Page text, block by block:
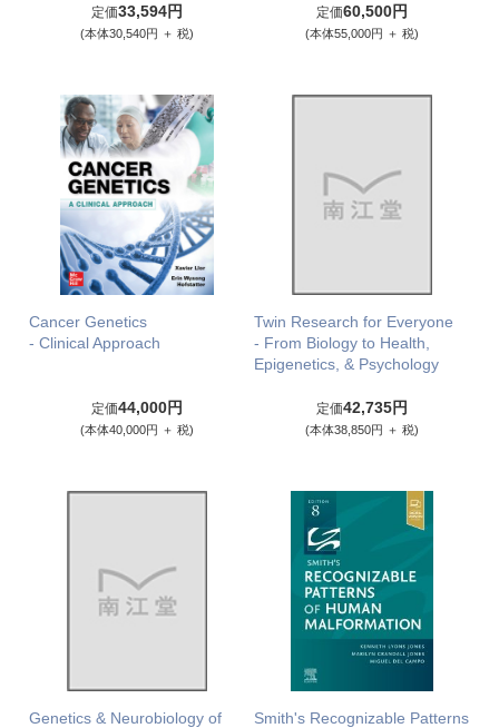
定価33,594円
(本体30,540円 ＋ 税)
定価60,500円
(本体55,000円 ＋ 税)
Cancer Genetics
- Clinical Approach
定価44,000円
(本体40,000円 ＋ 税)
Twin Research for Everyone
- From Biology to Health,
Epigenetics, & Psychology
定価42,735円
(本体38,850円 ＋ 税)
Genetics & Neurobiology of
Smith's Recognizable Patterns